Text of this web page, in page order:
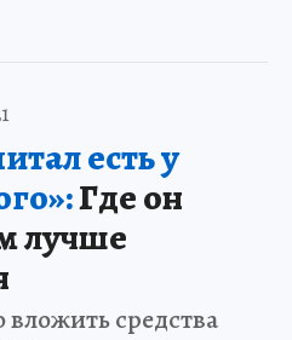
есть у
Где он
лучше
вложить средства